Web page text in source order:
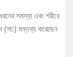
সমস্যা এবং শরীরে
(সা:) মন্তব্য করেছেন